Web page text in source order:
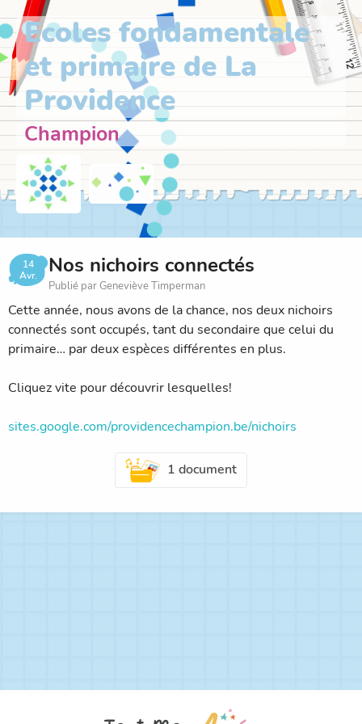
Ecoles fondamentale
et primaire de La
Providence
Champion
14
Avr.
Nos nichoirs connectés
Publié par Geneviève Timperman
Cette année, nous avons de la chance, nos deux nichoirs
connectés sont occupés, tant du secondaire que celui du
primaire… par deux espèces différentes en plus.
Cliquez vite pour découvrir lesquelles!
sites.google.com/providencechampion.be/nichoirs
1 document